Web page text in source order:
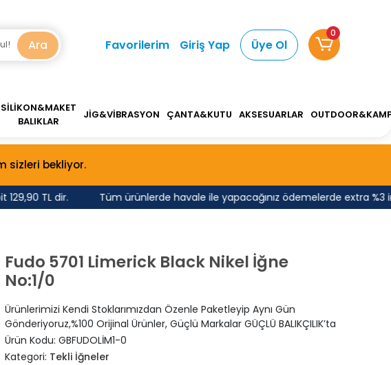
sizleri bekliyor.
TL dir. Tüm ürünlerde havale ile yapacağınız ödemelerde extra %3
Ara Favorilerim Giriş Yap Üye Ol
0
SİLİKON&MAKET
BALIKLAR
JİG&VİBRASYON ÇANTA&KUTU AKSESUARLAR
Fudo 5701 Limerick Black Nikel İğne
No:1/0
Ürünlerimizi Kendi Stoklarımızdan Özenle Paketleyip Aynı Gün
Gönderiyoruz,%100 Orijinal Ürünler, Güçlü Markalar GÜÇLÜ BALIKÇILIK’ta
Ürün Kodu: GBFUDOLİM1-0
Kategori: Tekli İğneler